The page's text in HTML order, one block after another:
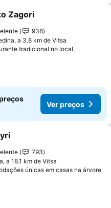
aos favoritos
Zagori
936
a 3.8 km de Vitsa
tradicional no local
Ver preços
aos favoritos
793
a 18.1 km de Vitsa
únicas em casas na árvore